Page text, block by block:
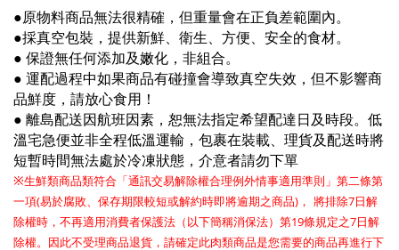
●原物料商品無法很精確，但重量會在正負差範圍內。
●採真空包裝，提供新鮮、衛生、方便、安全的食材。
● 保證無任何添加及嫩化，非組合。
● 運配過程中如果商品有碰撞會導致真空失效，但不影響商
品鮮度，請放心食用！
● 離島配送因航班因素，恕無法指定希望配達日及時段。低
溫宅急便並非全程低溫運輸，包裹在裝載、理貨及配送時將
短暫時間無法處於冷凍狀態，介意者請勿下單
※生鮮類商品類符合「通訊交易解除權合理例外情事適用準則」第二條第
一項(易於腐敗、保存期限較短或解約時即將逾期之商品) ， 將排除7 日解
除權時，不再適用消費者保護法（以下簡稱消保法）第19條規定之7 日解
除權。因此不受理商品退貨，請確定此肉類商品是您需要的商品再進行下